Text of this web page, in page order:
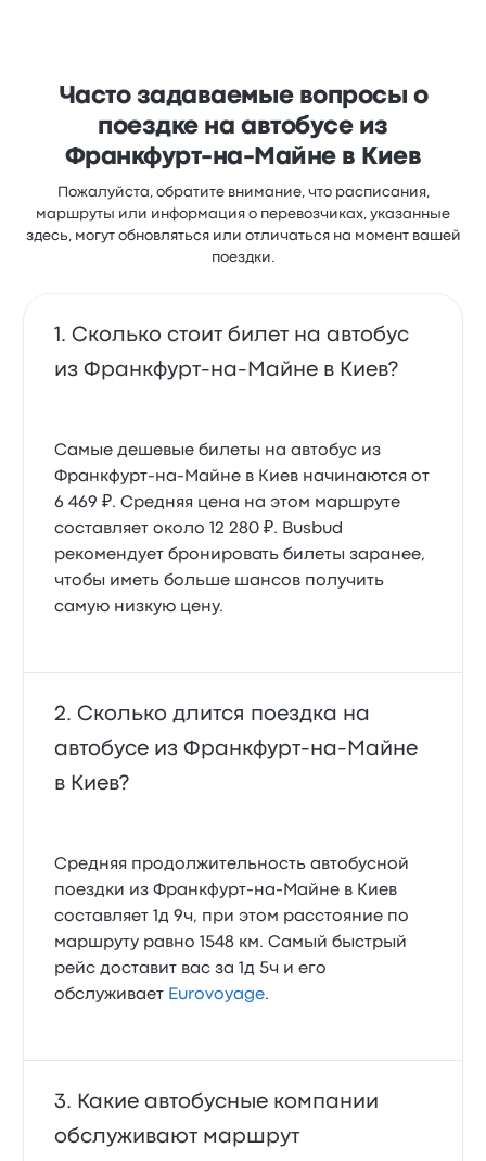
небольшую цену!
Часто задаваемые вопросы о
поездке на автобусе из
Франкфурт-на-Майне в Киев
Пожалуйста, обратите внимание, что расписания,
маршруты или информация о перевозчиках, указанные
здесь, могут обновляться или отличаться на момент вашей
поездки.
Сколько стоит билет на автобус
из Франкфурт-на-Майне в Киев?
Самые дешевые билеты на автобус из
Франкфурт-на-Майне в Киев начинаются от
6 469 ₽. Средняя цена на этом маршруте
составляет около 12 280 ₽. Busbud
рекомендует бронировать билеты заранее,
чтобы иметь больше шансов получить
самую низкую цену.
Сколько длится поездка на
автобусе из Франкфурт-на-Майне
в Киев?
Средняя продолжительность автобусной
поездки из Франкфурт-на-Майне в Киев
составляет 1д 9ч, при этом расстояние по
маршруту равно 1548 км. Самый быстрый
рейс доставит вас за 1д 5ч и его
обслуживает Eurovoyage.
Какие автобусные компании
обслуживают маршрут